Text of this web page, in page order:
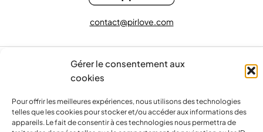
Gérer le consentement aux
cookies
Pour offrir les meilleures expériences, nous utilisons des technologies
telles que les cookies pour stocker et/ou accéder aux informations des
appareils. Le fait de consentir à ces technologies nous permettra de
contact@pirlove.com
Copyright 2024 © Pirlove. Tous droits réservés
Compare (0)